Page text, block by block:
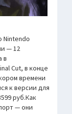
Nintendo
— 12
в
Cut, в конце
времени
к версии для
руб.Как
— они